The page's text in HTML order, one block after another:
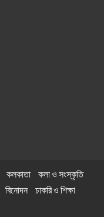
কলকাতা
কলা ও সংস্কৃতি
বিনোদন
চাকরি ও শিক্ষা